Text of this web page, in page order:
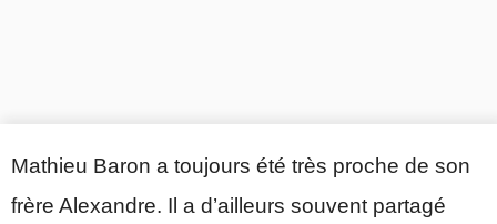
Mathieu Baron a toujours été très proche de son
frère Alexandre. Il a d’ailleurs souvent partagé